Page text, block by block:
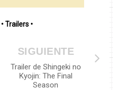
•Trailers •
SIGUIENTE
Trailer de Shingeki no
Kyojin: The Final
Season